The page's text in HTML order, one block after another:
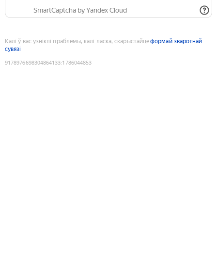
SmartCaptcha by Yandex Cloud
Калі ў вас узніклі праблемы, калі ласка, скарыстайцеформай зваротнай
сувязі
9178976698304864133:1786044853